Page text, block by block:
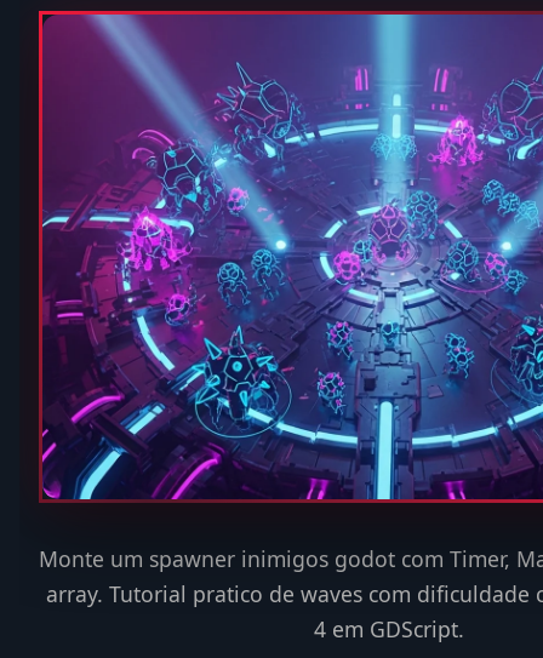
Monte um spawner inimigos godot com Timer,
array. Tutorial pratico de waves com dificuldade
4 em GDScript.